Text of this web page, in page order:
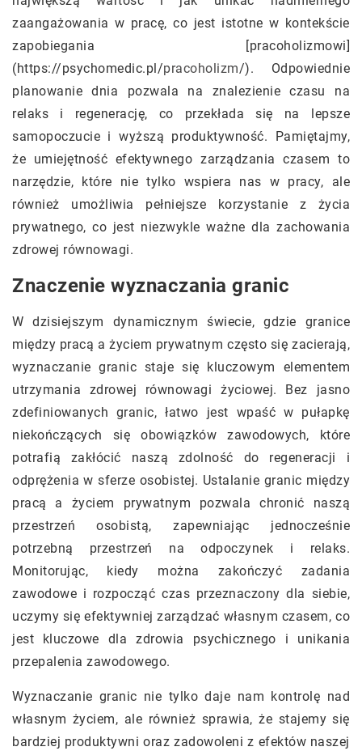
zaangażowania w pracę, co jest istotne w kontekście
zapobiegania [pracoholizmowi]
(https://psychomedic.pl/pracoholizm/). Odpowiednie
planowanie dnia pozwala na znalezienie czasu na
relaks i regenerację, co przekłada się na lepsze
samopoczucie i wyższą produktywność. Pamiętajmy,
że umiejętność efektywnego zarządzania czasem to
narzędzie, które nie tylko wspiera nas w pracy, ale
również umożliwia pełniejsze korzystanie z życia
prywatnego, co jest niezwykle ważne dla zachowania
zdrowej równowagi.
Znaczenie wyznaczania granic
W dzisiejszym dynamicznym świecie, gdzie granice
między pracą a życiem prywatnym często się zacierają,
wyznaczanie granic staje się kluczowym elementem
utrzymania zdrowej równowagi życiowej. Bez jasno
zdefiniowanych granic, łatwo jest wpaść w pułapkę
niekończących się obowiązków zawodowych, które
potrafią zakłócić naszą zdolność do regeneracji i
odprężenia w sferze osobistej. Ustalanie granic między
pracą a życiem prywatnym pozwala chronić naszą
przestrzeń osobistą, zapewniając jednocześnie
potrzebną przestrzeń na odpoczynek i relaks.
Monitorując, kiedy można zakończyć zadania
zawodowe i rozpocząć czas przeznaczony dla siebie,
uczymy się efektywniej zarządzać własnym czasem, co
jest kluczowe dla zdrowia psychicznego i unikania
przepalenia zawodowego.
Wyznaczanie granic nie tylko daje nam kontrolę nad
własnym życiem, ale również sprawia, że stajemy się
bardziej produktywni oraz zadowoleni z efektów naszej